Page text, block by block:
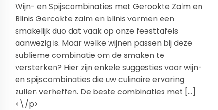
Wijn- en Spijscombinaties met Gerookte Zalm en
Blinis Gerookte zalm en blinis vormen een
smakelijk duo dat vaak op onze feesttafels
aanwezig is. Maar welke wijnen passen bij deze
sublieme combinatie om de smaken te
versterken? Hier zijn enkele suggesties voor wijn-
en spijscombinaties die uw culinaire ervaring
zullen verheffen. De beste combinaties met […]
<\/p>